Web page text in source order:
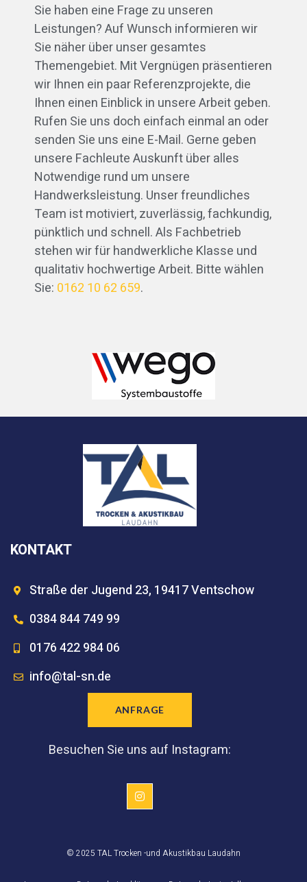
Sie haben eine Frage zu unseren
Leistungen? Auf Wunsch informieren wir
Sie näher über unser gesamtes
Themengebiet. Mit Vergnügen präsentieren
wir Ihnen ein paar Referenzprojekte, die
Ihnen einen Einblick in unsere Arbeit geben.
Rufen Sie uns doch einfach einmal an oder
senden Sie uns eine E-Mail. Gerne geben
unsere Fachleute Auskunft über alles
Notwendige rund um unsere
Handwerksleistung. Unser freundliches
Team ist motiviert, zuverlässig, fachkundig,
pünktlich und schnell. Als Fachbetrieb
stehen wir für handwerkliche Klasse und
qualitativ hochwertige Arbeit. Bitte wählen
Sie: 0162 10 62 659.
KONTAKT
Straße der Jugend 23, 19417 Ventschow
0384 844 749 99
0176 422 984 06
info@tal-sn.de
ANFRAGE
Besuchen Sie uns auf Instagram:
© 2025 TAL Trocken -und Akustikbau Laudahn